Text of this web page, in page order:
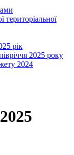
територіальної
рік
2025 року
2024